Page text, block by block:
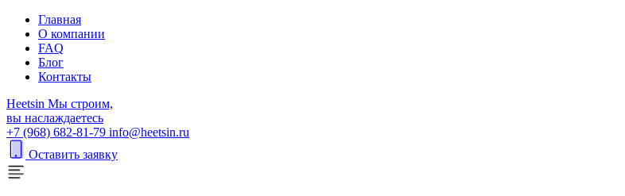
Главная
О компании
FAQ
Блог
Контакты
Heetsin Мы строим,
вы наслаждаетесь
+7 (968) 682-81-79 info@heetsin.ru
Оставить заявку